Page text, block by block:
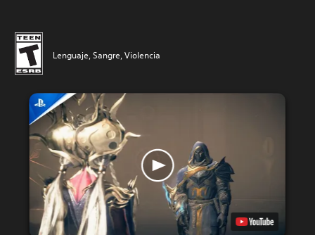
Lenguaje, Sangre, Violencia